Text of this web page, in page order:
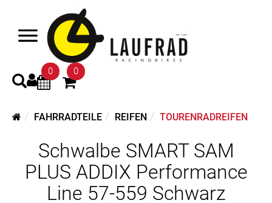
0 0
FAHRRADTEILE REIFEN TOURENRADREIFEN
Schwalbe SMART SAM
PLUS ADDIX Performance
Line 57-559 Schwarz